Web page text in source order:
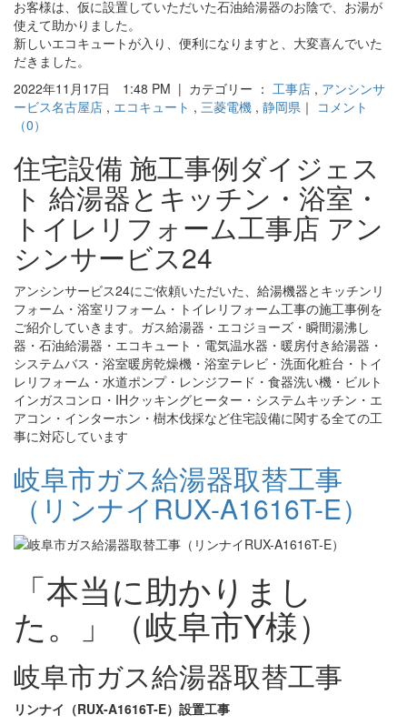
お客様は、仮に設置していただいた石油給湯器のお陰で、お湯が
使えて助かりました。
新しいエコキュートが入り、便利になりますと、大変喜んでいた
だきました。
2022年11月17日 1:48 PM | カテゴリー ： 工事店 , アンシンサ
ービス名古屋店 , エコキュート , 三菱電機 , 静岡県 ｜ コメント
（0）
住宅設備 施工事例ダイジェス
ト 給湯器とキッチン・浴室・
トイレリフォーム工事店 アン
シンサービス24
アンシンサービス24にご依頼いただいた、給湯機器とキッチンリ
フォーム・浴室リフォーム・トイレリフォーム工事の施工事例を
ご紹介していきます。ガス給湯器・エコジョーズ・瞬間湯沸し
器・石油給湯器・エコキュート・電気温水器・暖房付き給湯器・
システムバス・浴室暖房乾燥機・浴室テレビ・洗面化粧台・トイ
レリフォーム・水道ポンプ・レンジフード・食器洗い機・ビルト
インガスコンロ・IHクッキングヒーター・システムキッチン・エ
アコン・インターホン・樹木伐採など住宅設備に関する全ての工
事に対応しています
岐阜市ガス給湯器取替工事
（リンナイRUX-A1616T-E）
「本当に助かりまし
た。」（岐阜市Y様）
岐阜市ガス給湯器取替工事
リンナイ（RUX-A1616T-E）設置工事